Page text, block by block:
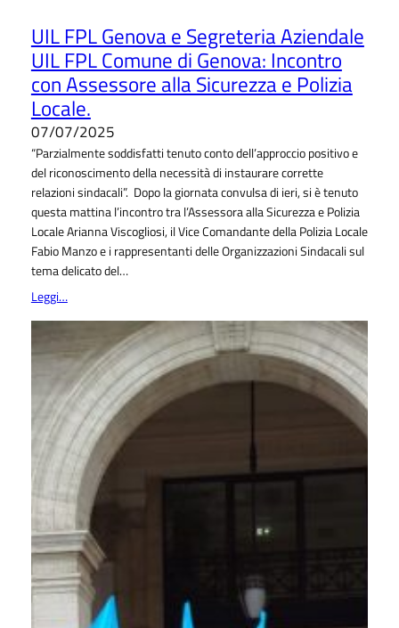
UIL FPL Genova e Segreteria Aziendale
UIL FPL Comune di Genova: Incontro
con Assessore alla Sicurezza e Polizia
Locale.
07/07/2025
“Parzialmente soddisfatti tenuto conto dell’approccio positivo e
del riconoscimento della necessità di instaurare corrette
relazioni sindacali”. Dopo la giornata convulsa di ieri, si è tenuto
questa mattina l’incontro tra l’Assessora alla Sicurezza e Polizia
Locale Arianna Viscogliosi, il Vice Comandante della Polizia Locale
Fabio Manzo e i rappresentanti delle Organizzazioni Sindacali sul
tema delicato del…
Leggi…